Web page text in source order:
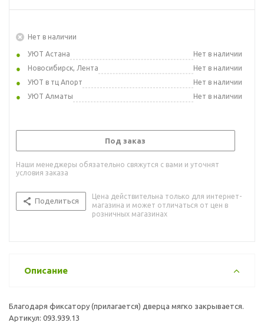
Нет в наличии
УЮТ Астана
Нет в наличии
Новосибирск, Лента
Нет в наличии
УЮТ в тц Апорт
Нет в наличии
УЮТ Алматы
Нет в наличии
Под заказ
Наши менеджеры обязательно свяжутся с вами и уточнят
условия заказа
Поделиться
Цена действительна только для интернет-
магазина и может отличаться от цен в
розничных магазинах
Описание
Благодаря фиксатору (прилагается) дверца мягко закрывается.
Артикул: 093.939.13